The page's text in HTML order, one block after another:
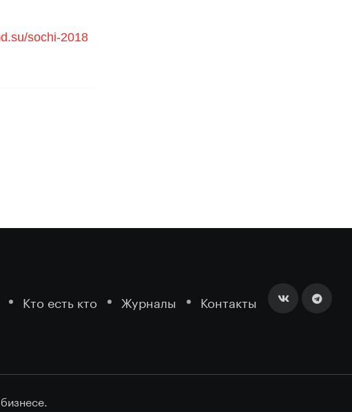
sochi-2018
Кто есть кто Журналы Контакты